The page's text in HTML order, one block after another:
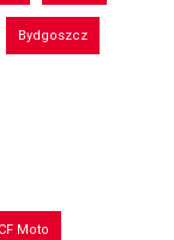
Bydgoszcz
Moto